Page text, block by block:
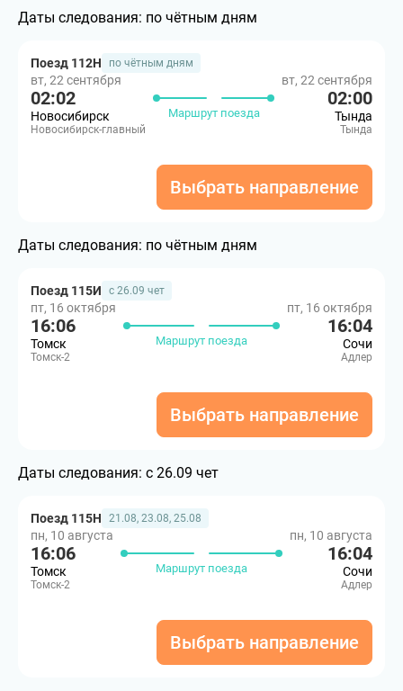
Даты следования: по чётным дням
Поезд 112Н по чётным дням
вт, 22 сентября
02:02
Новосибирск
Новосибирск-главный
Маршрут поезда
вт, 22 сентября
02:00
Тында
Тында
Выбрать направление
Даты следования: по чётным дням
Поезд 115И с 26.09 чет
пт, 16 октября
16:06
Томск
Томск-2
Маршрут поезда
пт, 16 октября
16:04
Сочи
Адлер
Выбрать направление
Даты следования: с 26.09 чет
Поезд 115Н 21.08, 23.08, 25.08
пн, 10 августа
16:06
Томск
Томск-2
Маршрут поезда
пн, 10 августа
16:04
Сочи
Адлер
Выбрать направление